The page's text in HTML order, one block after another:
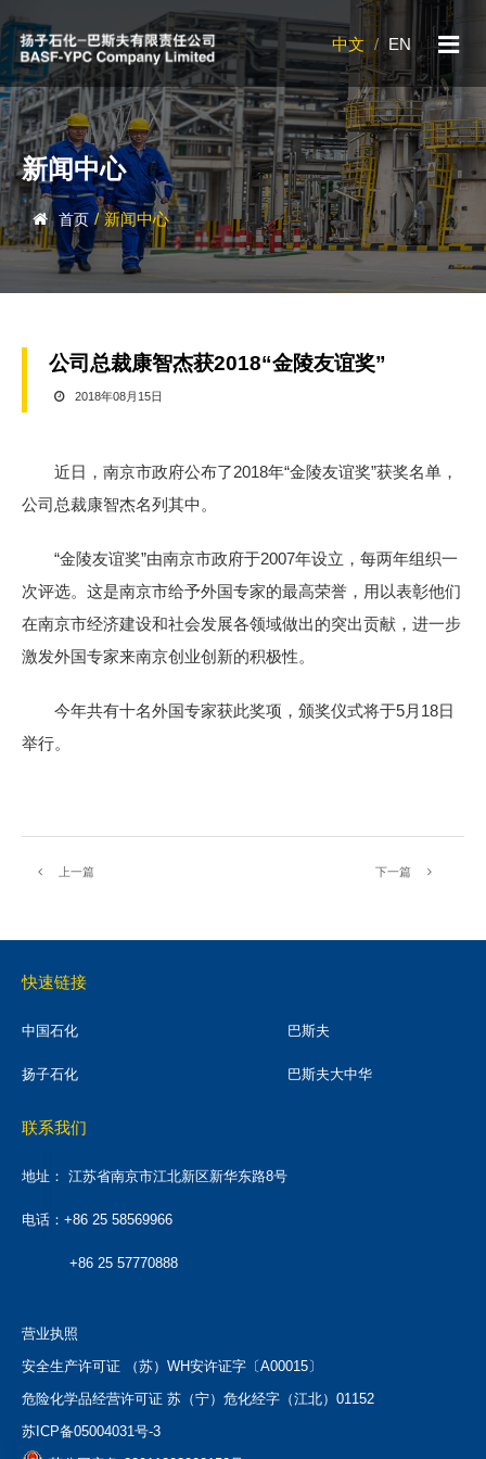
中文 / EN
新闻中心
首页 / 新闻中心
公司总裁康智杰获2018“金陵友谊奖”
2018年08月15日
近日，南京市政府公布了2018年“金陵友谊奖”获奖名单，
公司总裁康智杰名列其中。
“金陵友谊奖”由南京市政府于2007年设立，每两年组织一
次评选。这是南京市给予外国专家的最高荣誉，用以表彰他们
在南京市经济建设和社会发展各领域做出的突出贡献，进一步
激发外国专家来南京创业创新的积极性。
今年共有十名外国专家获此奖项，颁奖仪式将于5月18日
举行。
上一篇 下一篇
快速链接
中国石化 巴斯夫
扬子石化 巴斯夫大中华
联系我们
地址： 江苏省南京市江北新区新华东路8号
电话：+86 25 58569966
+86 25 57770888
营业执照
安全生产许可证 （苏）WH安许证字〔A00015〕
危险化学品经营许可证 苏（宁）危化经字（江北）01152
苏ICP备05004031号-3